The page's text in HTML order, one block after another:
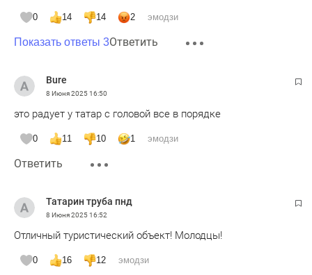
0 14 14 2 эмодзи
Показать ответы 3Ответить
Bure
8 Июня 202516:50
это радует у татар с головой все в порядке
0 11 10 1 эмодзи
Ответить
Татарин труба пнд
8 Июня 202516:52
Отличный туристический объект! Молодцы!
0 16 12 эмодзи